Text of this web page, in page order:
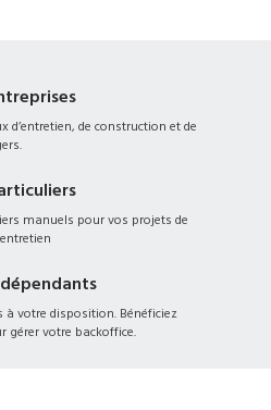
de construction et de
manuels pour vos projets de
à votre disposition. Bénéficiez
gérer votre backoffice.